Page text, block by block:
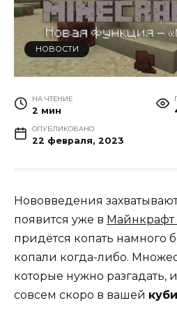
НОВОСТИ
НА ЧТЕНИЕ
2 мин
ОПУБЛИКОВАНО
22 февраля, 2023
Нововведения
появится уже в Майнкрафт
придётся копать намного
копали когда-либо.
которые нужно разгадать,
совсем скоро в вашей